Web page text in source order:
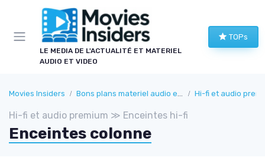
LE MEDIA DE L'ACTUALITÉ ET MATERIEL
AUDIO ET VIDEO
TOPs
Movies Insiders Bons plans materiel audio et video Hi-fi et audio
Hi-fi et audio premium ≫ Enceintes hi-fi
Enceintes colonne
Panneau de gestion des cookies